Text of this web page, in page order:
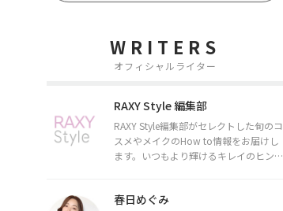
WRITERS
オフィシャルライター
RAXY Style 編集部
RAXY Style編集部がセレクトした旬のコ
スメやメイクのHow to情報をお届けし
ます。いつもより輝けるキレイのヒント
春日めぐみ